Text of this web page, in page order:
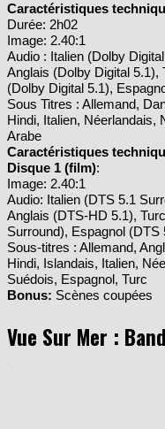
Caractéristiques
Durée: 2h02
Image: 2.40:1
Audio : Italien (Dolby
Anglais (Dolby Digital 5.1),
(Dolby Digital 5.1),
Sous Titres : Allemand,
Hindi, Italien, Néerlandais,
Arabe
Caractéristiques
Disque 1 (film):
Image: 2.40:1
Audio: Italien (DTS 5.1
Anglais (DTS-HD 5.1),
Surround), Espagnol (DTS
Sous-titres : Allemand,
Hindi, Islandais, Italien,
Suédois, Espagnol, Turc
Bonus: Scènes coupées
Vue Sur Mer :